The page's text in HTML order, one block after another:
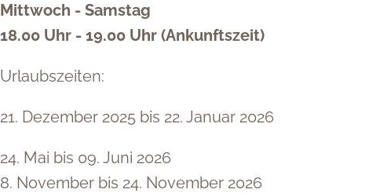
Mittwoch - Samstag
18.00 Uhr - 19.00 Uhr (Ankunftszeit)
Urlaubszeiten:
21. Dezember 2025 bis 22. Januar 2026
24. Mai bis 09. Juni 2026
8. November bis 24. November 2026